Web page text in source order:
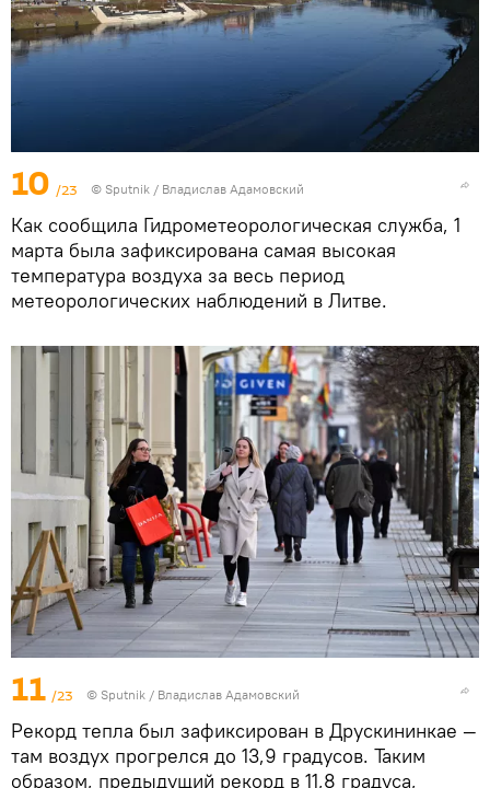
10 /23 © Sputnik / Владислав Адамовский
Как сообщила Гидрометеорологическая служба, 1
марта была зафиксирована самая высокая
температура воздуха за весь период
метеорологических наблюдений в Литве.
11 /23 © Sputnik / Владислав Адамовский
Рекорд тепла был зафиксирован в Друскининкае —
там воздух прогрелся до 13,9 градусов. Таким
образом, предыдущий рекорд в 11,8 градуса,